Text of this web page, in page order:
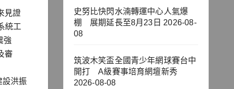
見證
統工
強
審
設洪振
史努比快閃水湳轉運中心人氣爆
棚 展期延長至8月23日 2026-08-
08
筑波木笑盃全國青少年網球賽台中
開打 A級賽事培育網壇新秀
2026-08-08